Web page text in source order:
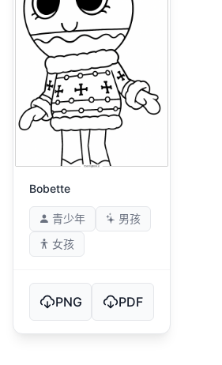
Bobette
青少年
男孩
女孩
PNG PDF